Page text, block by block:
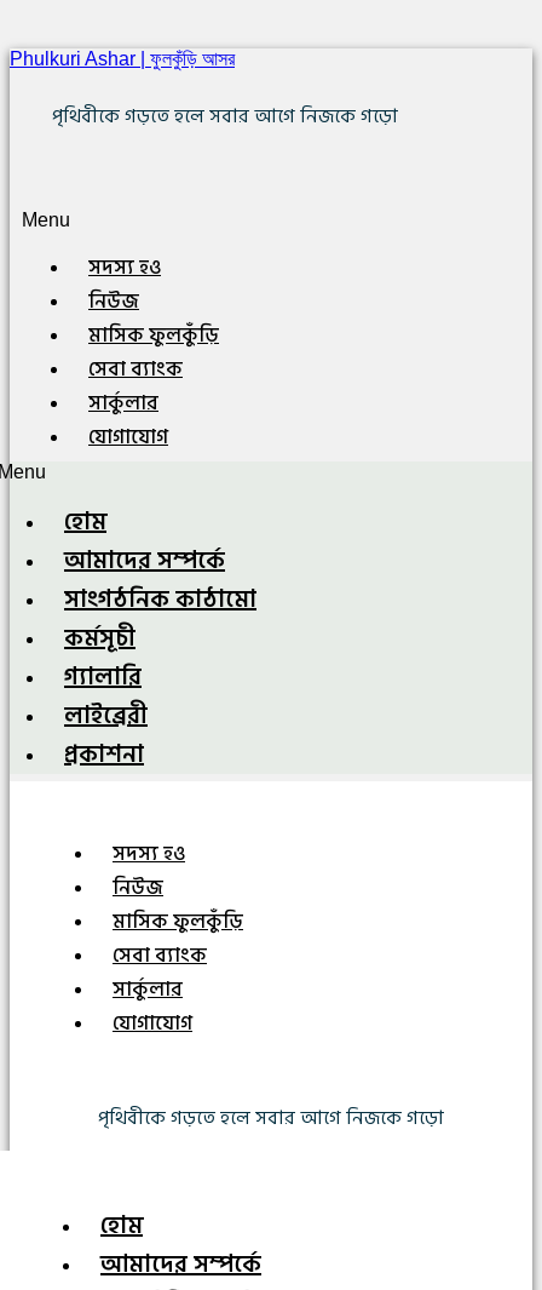
Phulkuri Ashar | ফুলকুঁড়ি আসর
পৃথিবীকে গড়তে হলে সবার আগে নিজকে গড়ো
Menu
সদস্য হও
নিউজ
মাসিক ফুলকুঁড়ি
সেবা ব্যাংক
সার্কুলার
যোগাযোগ
হোম
আমাদের সম্পর্কে
সাংগঠনিক কাঠামো
কর্মসূচী
গ্যালারি
লাইব্রেরী
প্রকাশনা
সদস্য হও
নিউজ
মাসিক ফুলকুঁড়ি
সেবা ব্যাংক
সার্কুলার
যোগাযোগ
পৃথিবীকে গড়তে হলে সবার আগে নিজকে গড়ো
হোম
আমাদের সম্পর্কে